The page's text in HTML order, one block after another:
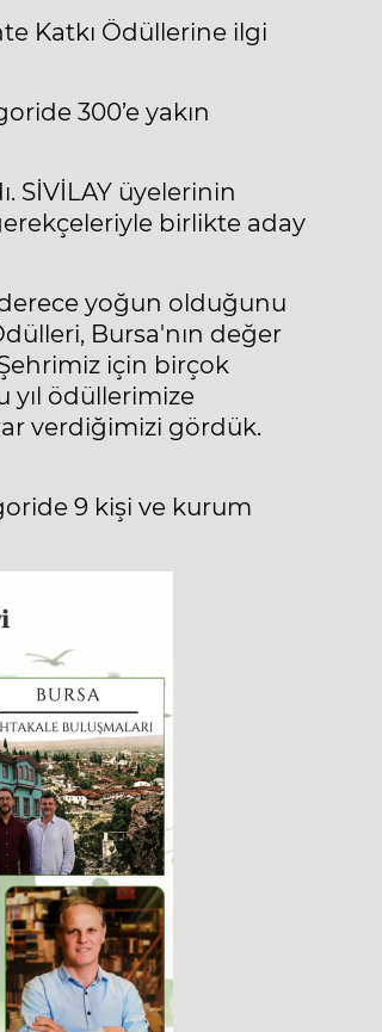
Katkı Ödüllerine ilgi
300’e yakın
SİVİLAY üyelerinin
birlikte aday
derece yoğun olduğunu
Bursa'nın değer
için birçok
yıl ödüllerimize
verdiğimizi gördük.
9 kişi ve kurum